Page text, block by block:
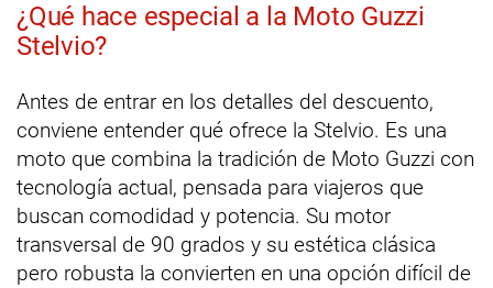
¿Qué hace especial a la Moto Guzzi
Stelvio?
Antes de entrar en los detalles del descuento,
conviene entender qué ofrece la Stelvio. Es una
moto que combina la tradición de Moto Guzzi con
tecnología actual, pensada para viajeros que
buscan comodidad y potencia. Su motor
transversal de 90 grados y su estética clásica
pero robusta la convierten en una opción difícil de